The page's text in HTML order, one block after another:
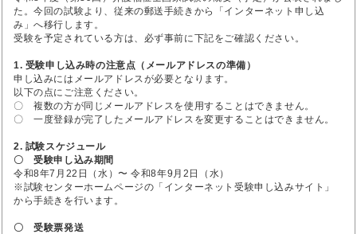
た。今回の試験より、従来の郵送手続きから「インターネット申し込
み」へ移行します。
受験を予定されている方は、必ず事前に下記をご確認ください。
1. 受験申し込み時の注意点（メールアドレスの準備）
申し込みにはメールアドレスが必要となります。
以下の点にご注意ください。
〇 複数の方が同じメールアドレスを使用することはできません。
〇 一度登録が完了したメールアドレスを変更することはできません。
2. 試験スケジュール
〇 受験申し込み期間
令和8年7月22日（水）〜 令和8年9月2日（水）
※試験センターホームページの「インターネット受験申し込みサイト」
から手続きを行います。
〇 受験票発送